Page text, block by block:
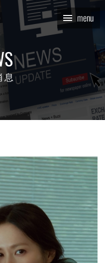
息 | TASAmenu
息